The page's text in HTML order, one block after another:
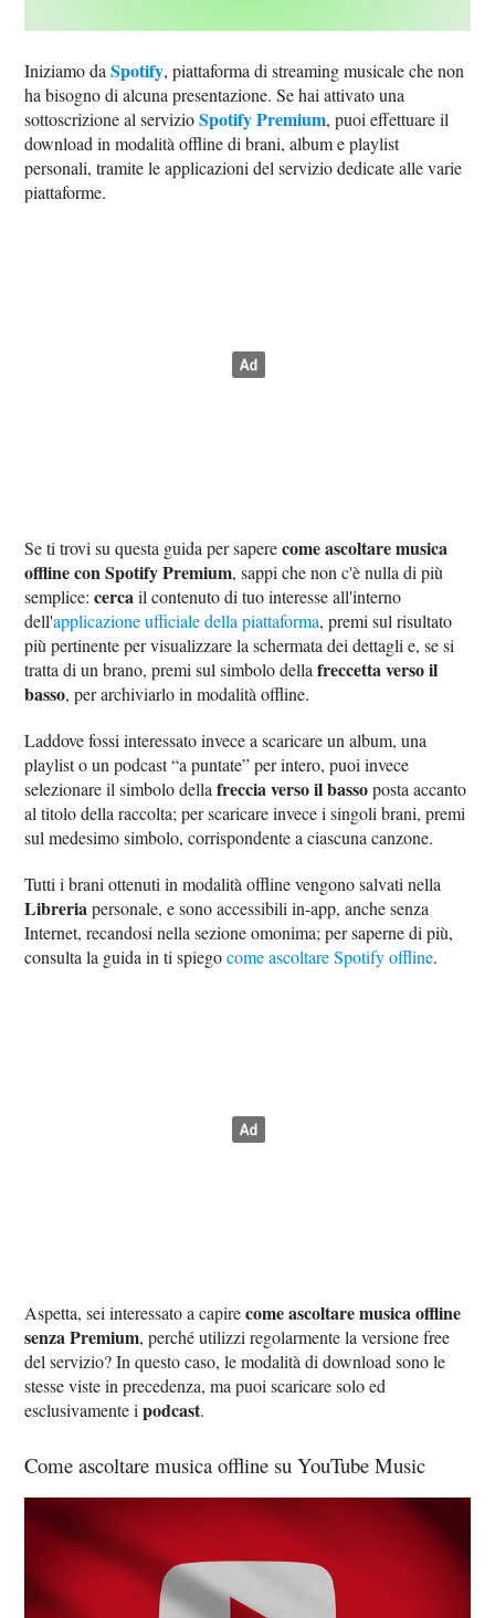
Iniziamo daSpotify, piattaforma di streaming musicale che non
ha bisogno di alcuna presentazione. Se hai attivato una
sottoscrizione al servizioSpotify Premium, puoi effettuare il
download in modalità offline di brani, album e playlist
personali, tramite le applicazioni del servizio dedicate alle varie
piattaforme.
Se ti trovi su questa guida per saperecome ascoltare musica
offline con Spotify Premium, sappi che non c'è nulla di più
semplice:cercail contenuto di tuo interesse all'interno
dell'applicazione ufficiale della piattaforma, premi sul risultato
più pertinente per visualizzare la schermata dei dettagli e, se si
tratta di un brano, premi sul simbolo dellafreccetta verso il
basso, per archiviarlo in modalità offline.
Laddove fossi interessato invece a scaricare un album, una
playlist o un podcast “a puntate” per intero, puoi invece
selezionare il simbolo dellafreccia verso il bassoposta accanto
al titolo della raccolta; per scaricare invece i singoli brani, premi
sul medesimo simbolo, corrispondente a ciascuna canzone.
Tutti i brani ottenuti in modalità offline vengono salvati nella
Libreriapersonale, e sono accessibili in-app, anche senza
Internet, recandosi nella sezione omonima; per saperne di più,
consulta la guida in ti spiegocome ascoltare Spotify offline.
Aspetta, sei interessato a capirecome ascoltare musica offline
senza Premium, perché utilizzi regolarmente la versione free
del servizio? In questo caso, le modalità di download sono le
stesse viste in precedenza, ma puoi scaricare solo ed
esclusivamente ipodcast.
Come ascoltare musica offline su YouTube Music